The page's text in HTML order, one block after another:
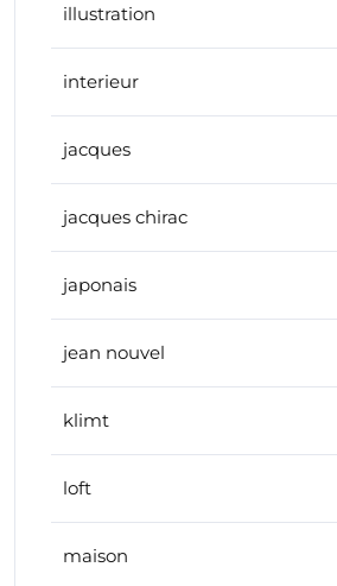
illustration
interieur
jacques
jacques chirac
japonais
jean nouvel
klimt
loft
maison